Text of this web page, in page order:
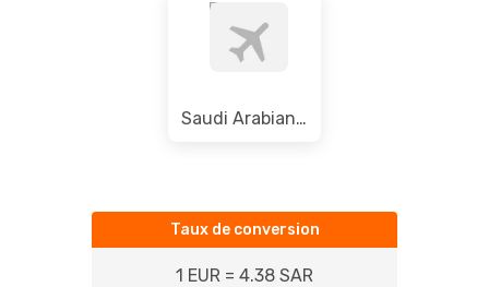
Saudi Arabian Airlines
Taux de conversion
1 EUR = 4.38 SAR